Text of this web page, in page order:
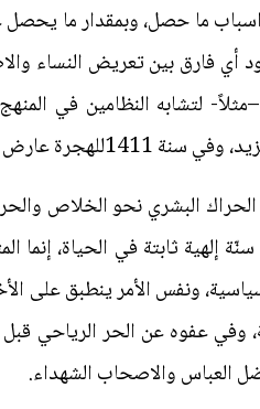
اسباب ما حصل، وبمقدار ما
أي فارق بين تعريض النساء
لتشابه النظامين في
البشري نحو الخلاص
إلهية ثابتة في الحياة، إنما
ونفس الأمر ينطبق على
وفي عفوه عن الحر الرياحي قبل
العباس والاصحاب الشهداء.